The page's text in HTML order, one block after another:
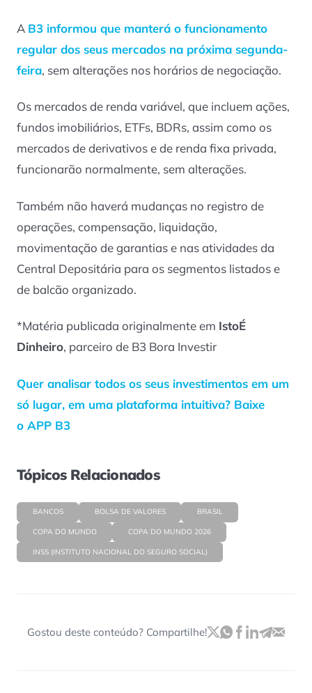
A B3 informou que manterá o funcionamento
regular dos seus mercados na próxima segunda-
feira, sem alterações nos horários de negociação.
Os mercados de renda variável, que incluem ações,
fundos imobiliários, ETFs, BDRs, assim como os
mercados de derivativos e de renda fixa privada,
funcionarão normalmente, sem alterações.
Também não haverá mudanças no registro de
operações, compensação, liquidação,
movimentação de garantias e nas atividades da
Central Depositária para os segmentos listados e
de balcão organizado.
*Matéria publicada originalmente em IstoÉ
Dinheiro, parceiro de B3 Bora Investir
Quer analisar todos os seus investimentos em um
só lugar, em uma plataforma intuitiva? Baixe
o APP B3
Tópicos Relacionados
BANCOS BOLSA DE VALORES BRASIL
COPA DO MUNDO COPA DO MUNDO 2026
INSS (INSTITUTO NACIONAL DO SEGURO SOCIAL)
Gostou deste conteúdo? Compartilhe!